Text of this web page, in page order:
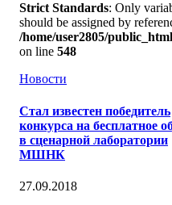
Strict Standards: Only
should be assigned by
/home/user2805/
on line 548
Новости
Стал известен победитель
конкурса на бесплатное
в сценарной лаборатории
МШНК
27.09.2018